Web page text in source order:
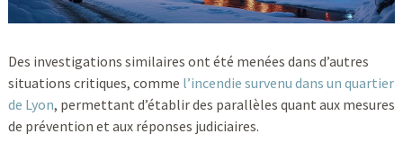
Des investigations similaires ont été menées dans d’autres
situations critiques, comme l’incendie survenu dans un quartier
de Lyon, permettant d’établir des parallèles quant aux mesures
de prévention et aux réponses judiciaires.